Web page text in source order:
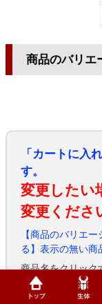
商品のバリエ
「カートに入
す。
変更したい
変更くださ
【商品のバリエ
る】表示の無い商
商品名をクリック